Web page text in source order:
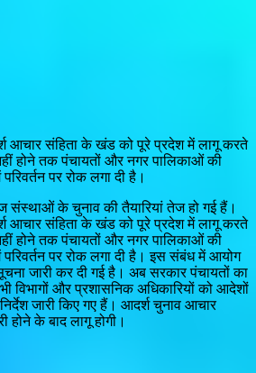
आचार संहिता के खंड को पूरे प्रदेश में लागू करते
होने तक पंचायतों और नगर पालिकाओं की
पर रोक लगा दी है।
संस्थाओं के चुनाव की तैयारियां तेज हो गई हैं।
आचार संहिता के खंड को पूरे प्रदेश में लागू करते
होने तक पंचायतों और नगर पालिकाओं की
परिवर्तन पर रोक लगा दी है। इस संबंध में आयोग
जारी कर दी गई है। अब सरकार पंचायतों का
विभागों और प्रशासनिक अधिकारियों को आदेशों
जारी किए गए हैं। आदर्श चुनाव आचार
होने के बाद लागू होगी।